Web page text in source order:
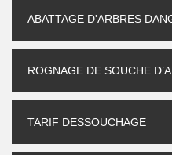
ABATTAGE D'ARBRES
ROGNAGE DE SOUCHE
TARIF DESSOUCHAGE